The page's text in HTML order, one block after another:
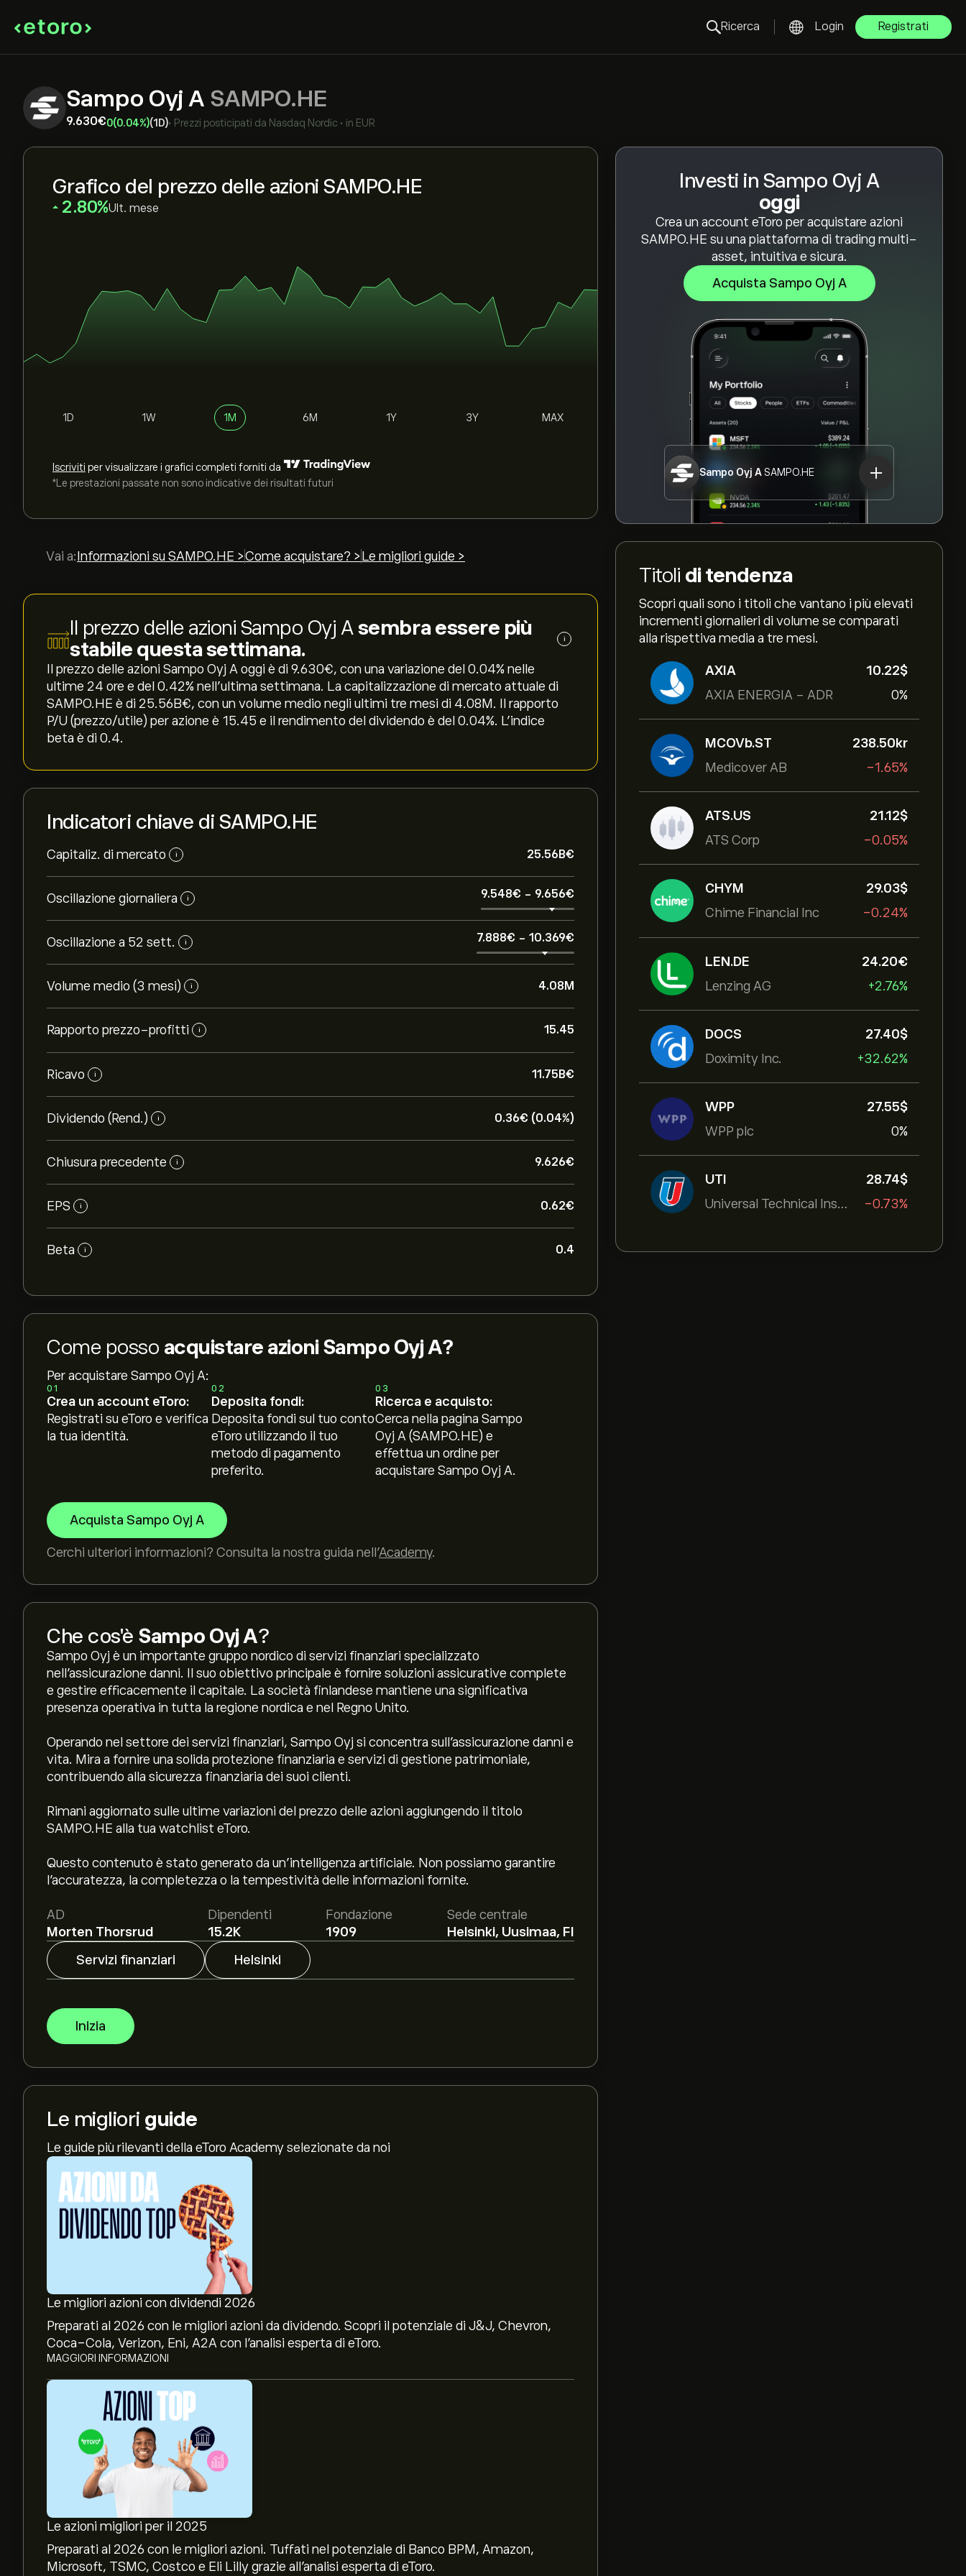
Ricerca Login Registrati
Sampo Oyj A SAMPO.HE
9.630‎€‎0(0.04%)(1D)• Prezzi posticipati da Nasdaq Nordic • in EUR
Investi in Sampo Oyj A
oggi
Crea un account eToro per acquistare azioni
SAMPO.HE su una piattaforma di trading multi-
asset, intuitiva e sicura.
Acquista Sampo Oyj A
Sampo Oyj A SAMPO.HE
Titoli di tendenza
Scopri quali sono i titoli che vantano i più elevati
incrementi giornalieri di volume se comparati
alla rispettiva media a tre mesi.
AXIA
AXIA ENERGIA - ADR
10.22‎$‎
0%
MCOVb.ST
Medicover AB
238.50‎kr‎
-1.65%
ATS.US
ATS Corp
21.12‎$‎
-0.05%
CHYM
Chime Financial Inc
29.03‎$‎
-0.24%
LEN.DE
Lenzing AG
24.20‎€‎
+2.76%
DOCS
Doximity Inc.
27.40‎$‎
+32.62%
WPP
WPP plc
27.55‎$‎
0%
UTI
Universal Technical Institut
28.74‎$‎
-0.73%
Grafico del prezzo delle azioni SAMPO.HE
‎2.80‎ Ult. mese
1D 1W 1M 6M 1Y 3Y MAX
Iscriviti per visualizzare i grafici completi forniti da
*Le prestazioni passate non sono indicative dei risultati futuri
Vai a: Informazioni su SAMPO.HE >Come acquistare? > Le migliori guide >
Il prezzo delle azioni Sampo Oyj A sembra essere più
stabile questa settimana.
i
Il prezzo delle azioni Sampo Oyj A oggi è di 9.630‎€‎, con una variazione del ‎0.04‎% nelle
ultime 24 ore e del ‎0.42‎% nell'ultima settimana. La capitalizzazione di mercato attuale di
SAMPO.HE è di 25.56B‎€‎, con un volume medio negli ultimi tre mesi di 4.08M. Il rapporto
P/U (prezzo/utile) per azione è 15.45 e il rendimento del dividendo è del 0.04%. L'indice
beta è di 0.4.
Indicatori chiave di SAMPO.HE
Capitaliz. di mercato i 25.56B‎€‎
Oscillazione giornaliera i 9.548‎€‎ - 9.656‎€‎
Oscillazione a 52 sett. i 7.888‎€‎ - 10.369‎€‎
Volume medio (3 mesi) i 4.08M
Rapporto prezzo-profitti i 15.45
Ricavo i 11.75B‎€‎
Dividendo (Rend.) i 0.36‎€‎ (0.04%)
Chiusura precedente i 9.626‎€‎
EPS i 0.62‎€‎
Beta i 0.4
Come posso acquistare azioni Sampo Oyj A?
Per acquistare Sampo Oyj A:
01
Crea un account eToro:
Registrati su eToro e verifica
la tua identità.
02
Deposita fondi:
Deposita fondi sul tuo conto
eToro utilizzando il tuo
metodo di pagamento
preferito.
03
Ricerca e acquisto:
Cerca nella pagina Sampo
Oyj A (SAMPO.HE) e
effettua un ordine per
acquistare Sampo Oyj A.
Acquista Sampo Oyj A
Cerchi ulteriori informazioni? Consulta la nostra guida nell’Academy.
Che cos'è Sampo Oyj A?
Sampo Oyj è un importante gruppo nordico di servizi finanziari specializzato
nell'assicurazione danni. Il suo obiettivo principale è fornire soluzioni assicurative complete
e gestire efficacemente il capitale. La società finlandese mantiene una significativa
presenza operativa in tutta la regione nordica e nel Regno Unito.
Operando nel settore dei servizi finanziari, Sampo Oyj si concentra sull'assicurazione danni e
vita. Mira a fornire una solida protezione finanziaria e servizi di gestione patrimoniale,
contribuendo alla sicurezza finanziaria dei suoi clienti.
Rimani aggiornato sulle ultime variazioni del prezzo delle azioni aggiungendo il titolo
SAMPO.HE alla tua watchlist eToro.
Questo contenuto è stato generato da un’intelligenza artificiale. Non possiamo garantire
l'accuratezza, la completezza o la tempestività delle informazioni fornite.
AD
Morten Thorsrud
Dipendenti
15.2K
Fondazione
1909
Sede centrale
Helsinki, Uusimaa, FI
Servizi finanziari
Helsinki
Inizia
Le migliori guide
Le guide più rilevanti della eToro Academy selezionate da noi
Le migliori azioni con dividendi 2026
Preparati al 2026 con le migliori azioni da dividendo. Scopri il potenziale di J&J, Chevron,
Coca-Cola, Verizon, Eni, A2A con l’analisi esperta di eToro.
MAGGIORI INFORMAZIONI
Le azioni migliori per il 2025
Preparati al 2026 con le migliori azioni. Tuffati nel potenziale di Banco BPM, Amazon,
Microsoft, TSMC, Costco e Eli Lilly grazie all’analisi esperta di eToro.